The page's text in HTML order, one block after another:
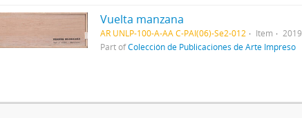
Vuelta manzana
AR UNLP-100-A-AA C-PAI(06)-Se2-012 Item
2019
Part ofColección de Publicaciones de Arte Impreso